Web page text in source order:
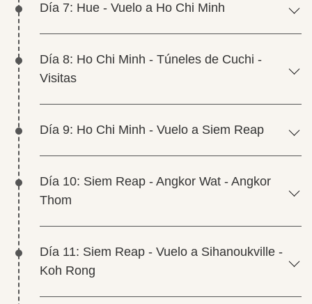
Día 7: Hue - Vuelo a Ho Chi Minh
Día 8: Ho Chi Minh - Túneles de Cuchi -
Visitas
Día 9: Ho Chi Minh - Vuelo a Siem Reap
Día 10: Siem Reap - Angkor Wat - Angkor
Thom
Día 11: Siem Reap - Vuelo a Sihanoukville -
Koh Rong